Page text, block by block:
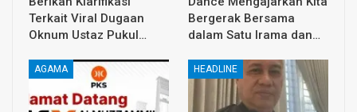
Terkait Viral Dugaan
Oknum Ustaz Pukul…
Bergerak Bersama
dalam Satu Irama dan…
AGAMA HEADLINE